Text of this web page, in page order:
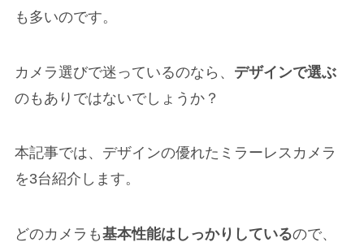
も多いのです。
カメラ選びで迷っているのなら、 デザインで選ぶ
のもありではないでしょうか？
本記事では、デザインの優れたミラーレスカメラ
を3台紹介します。
どのカメラも基本性能はしっかりしているので、